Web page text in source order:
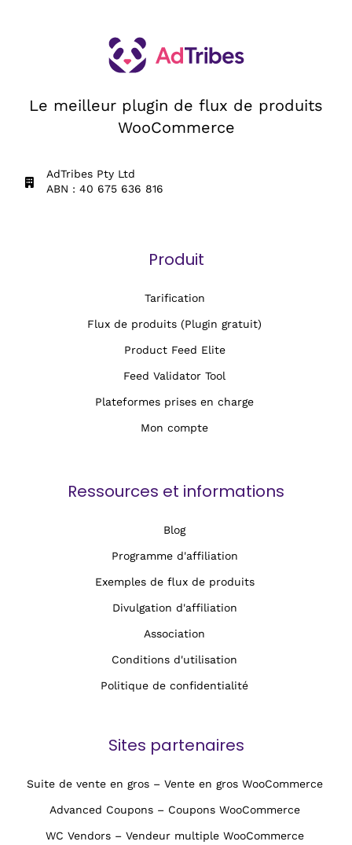
Le meilleur plugin de flux de produits
WooCommerce
AdTribes Pty Ltd
ABN : 40 675 636 816
Produit
Tarification
Flux de produits (Plugin gratuit)
Product Feed Elite
Feed Validator Tool
Plateformes prises en charge
Mon compte
Ressources et informations
Blog
Programme d'affiliation
Exemples de flux de produits
Divulgation d'affiliation
Association
Conditions d'utilisation
Politique de confidentialité
Sites partenaires
Suite de vente en gros – Vente en gros WooCommerce
Advanced Coupons – Coupons WooCommerce
WC Vendors – Vendeur multiple WooCommerce